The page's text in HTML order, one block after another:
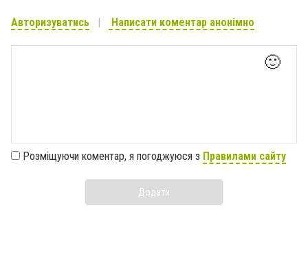
Авторизуватись Написати коментар анонімно
🙂
Розміщуючи коментар, я погоджуюся з Правилами сайту
Додати